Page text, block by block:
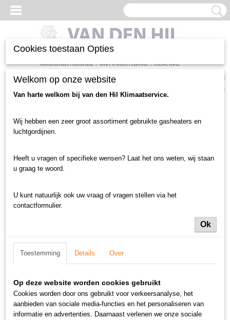
Inloggen Registreren
(0)
Home >Luchtgordijnen en toebehoren>Luchtgordijn gebruikt>
deurbreedte tot 1.5 meter> Centrale Verwarming Itho luchtgordijn (452)
Cookies toestaan Opties
Welkom op onze website
Van harte welkom bij van den Hil Klimaatservice.
Wij hebben een zeer groot assortiment gebruikte gasheaters en
luchtgordijnen.
Heeft u vragen of specifieke wensen? Laat het ons weten, wij staan
u graag te woord.
U kunt natuurlijk ook uw vraag of vragen stellen via het
contactformulier.
Ok
Toestemming Details Over
Op deze website worden cookies gebruikt
Cookies worden door ons gebruikt voor verkeersanalyse, het
aanbieden van sociale media-functies en het personaliseren van
informatie en advertenties. Daarnaast verlenen we onze sociale